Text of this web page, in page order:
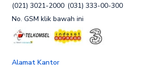
(021) 3021-2000 (031) 333-00-300
No. GSM klik bawah ini
Alamat Kantor